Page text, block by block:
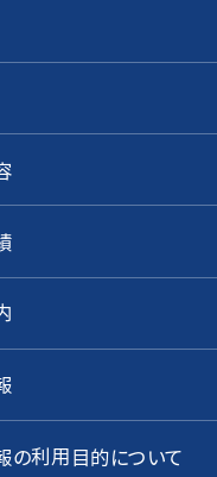
の利用目的について